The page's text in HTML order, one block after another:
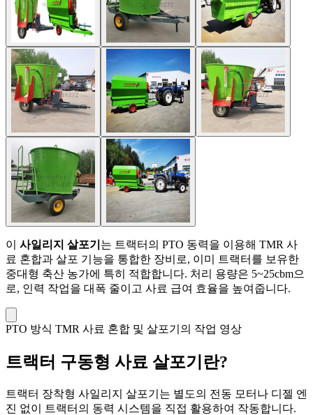
이 사일리지 살포기 는 트랙터의 PTO 동력을 이용해 TMR 사
료 혼합과 살포 기능을 통합한 장비로, 이미 트랙터를 보유한
중대형 축산 농가에 특히 적합합니다. 처리 용량은 5~25cbm으
로, 인력 작업을 대폭 줄이고 사료 급여 효율을 높여줍니다.
PTO 방식 TMR 사료 혼합 및 살포기의 작업 영상
트랙터 구동형 사료 살포기란?
트랙터 장착형 사일리지 살포기는 별도의 전동 모터나 디젤 엔
진 없이 트랙터의 동력 시스템을 직접 활용하여 작동합니다.